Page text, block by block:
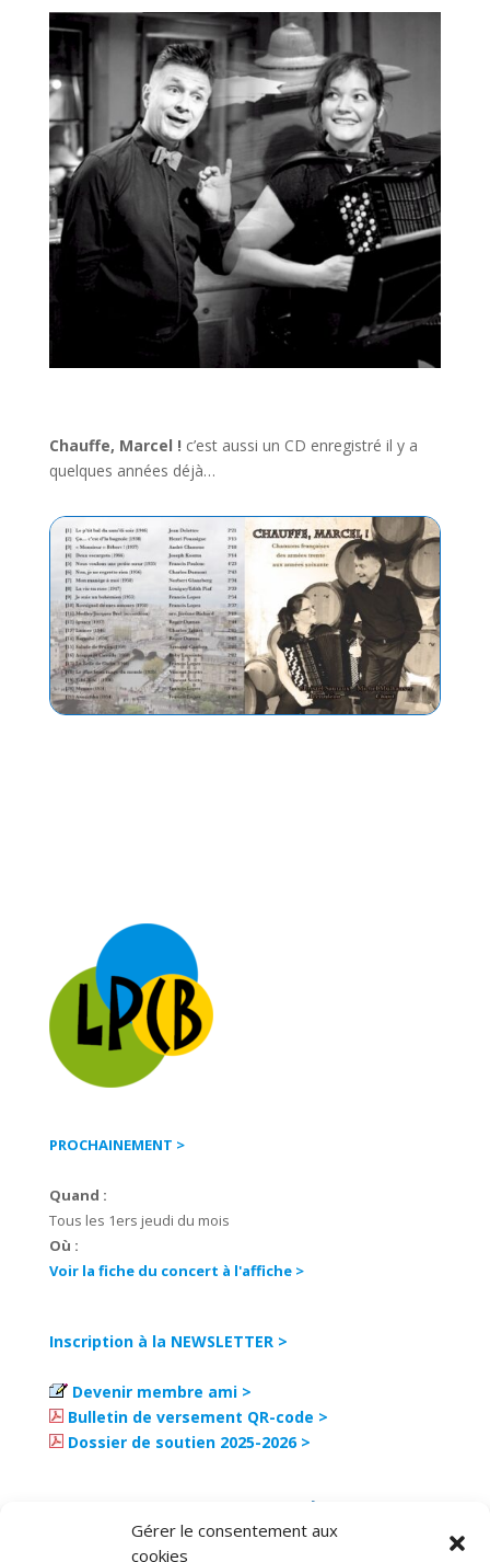
Gérer le consentement aux
cookies
Chauffe, Marcel ! c’est aussi un CD enregistré il y a
quelques années déjà…
PROCHAINEMENT >
Quand :
Tous les 1ers jeudi du mois
Où :
Voir la fiche du concert à l'affiche >
Inscription à la NEWSLETTER >
Devenir membre ami >
Bulletin de versement QR-code >
Dossier de soutien 2025-2026 >